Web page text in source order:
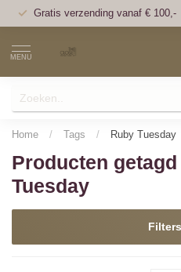
Gratis verzending vanaf € 100,-
MENU
Home / Tags / Ruby Tuesday
Producten
Tuesday
Filters